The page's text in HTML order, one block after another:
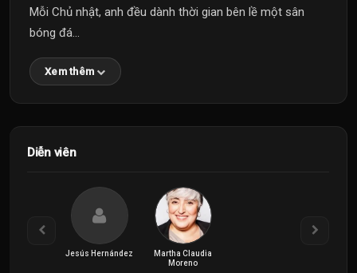
Mỗi Chủ nhật, anh đều dành thời gian bên lề một sân
bóng đá...
Xem thêm
Diễn viên
Jesús Hernández
Martha Claudia
Moreno